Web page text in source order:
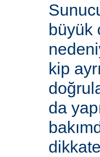
büyük
kip
da
dikkate